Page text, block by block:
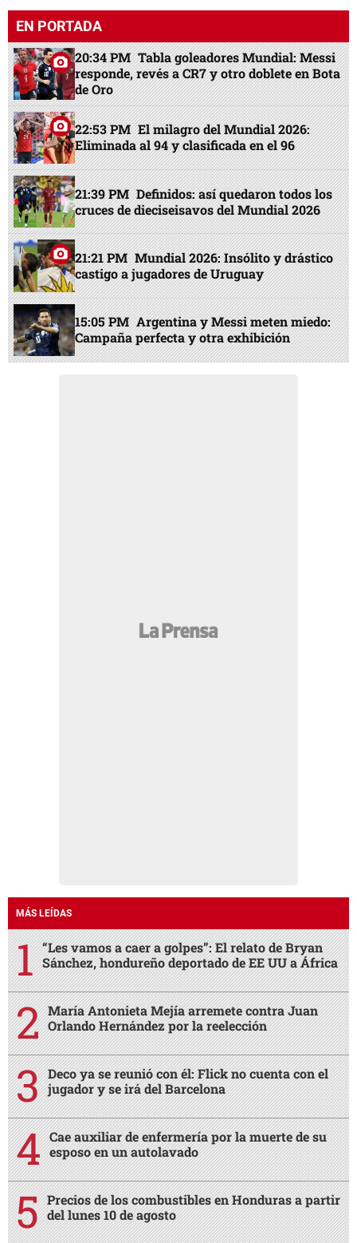
EN PORTADA
20:34 PM Tabla goleadores Mundial: Messi
responde, revés a CR7 y otro doblete en Bota
de Oro
22:53 PM El milagro del Mundial 2026:
Eliminada al 94 y clasificada en el 96
21:39 PM Definidos: así quedaron todos los
cruces de dieciseisavos del Mundial 2026
21:21 PM Mundial 2026: Insólito y drástico
castigo a jugadores de Uruguay
15:05 PM Argentina y Messi meten miedo:
Campaña perfecta y otra exhibición
MÁS LEÍDAS
“Les vamos a caer a golpes”: El relato de Bryan
Sánchez, hondureño deportado de EE UU a África
María Antonieta Mejía arremete contra Juan
Orlando Hernández por la reelección
Deco ya se reunió con él: Flick no cuenta con el
jugador y se irá del Barcelona
Cae auxiliar de enfermería por la muerte de su
esposo en un autolavado
Precios de los combustibles en Honduras a partir
del lunes 10 de agosto